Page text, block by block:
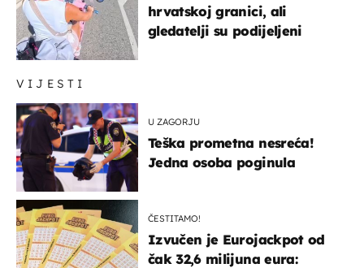
VIJESTI
U ZAGORJU
Teška prometna nesreća!
Jedna osoba poginula
ČESTITAMO!
Izvučen je Eurojackpot od
čak 32,6 milijuna eura:
hrvatskoj granici, ali
gledatelji su podijeljeni